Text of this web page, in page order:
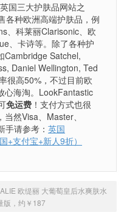
国三大护肤品网站之
各种欧洲高端护肤品，例
、科莱丽Clarisonic、欧
、卡诗等。除了各种护
Cambridge Satchel,
Daniel Wellington, Ted
很高50%，不过目前欧
心海淘。LookFantastic
免运费 ！支付方式也很
然Visa、Master、
请参考： 英国
+支付宝+新人9折）
欧缇丽 大葡萄皇后水爽肤水
版，约￥187